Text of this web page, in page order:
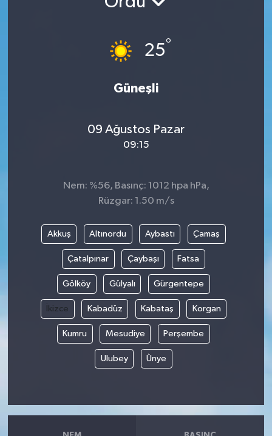
25°
Güneşli
09 Ağustos Pazar
09:15
Nem: %56, Basınç: 1012 hpa hPa,
Rüzgar: 1.50 m/s
Akkuş Altınordu Aybastı Çamaş
Çatalpınar Çaybaşı Fatsa
Gölköy Gülyalı Gürgentepe
İkizce Kabadüz Kabataş Korgan
Kumru Mesudiye Perşembe
Ulubey Ünye